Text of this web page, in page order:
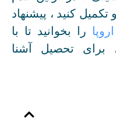
تکمیل کنید ، پیشنهاد
را بخوانید تا با
برای تحصیل آشنا